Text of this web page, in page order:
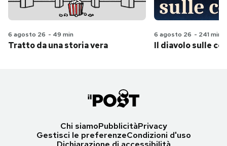
6 agosto 26 - 49 min
Tratto da una storia vera
6 agosto 26 - 241 min
Il diavolo sulle
Chi siamoPubblicitàPrivacy
Gestisci le preferenzeCondizioni d'uso